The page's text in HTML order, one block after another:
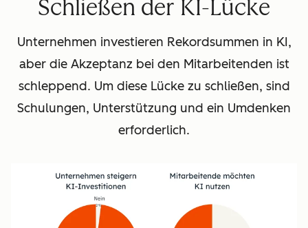
Schließen der KI-Lücke
Unternehmen investieren Rekordsummen in KI,
aber die Akzeptanz bei den Mitarbeitenden ist
schleppend. Um diese Lücke zu schließen, sind
Schulungen, Unterstützung und ein Umdenken
erforderlich.